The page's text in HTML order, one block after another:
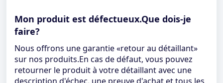
Mon produit est défectueux.Que dois-je
faire?
Nous offrons une garantie «retour au détaillant»
sur nos produits.En cas de défaut, vous pouvez
retourner le produit à votre détaillant avec une